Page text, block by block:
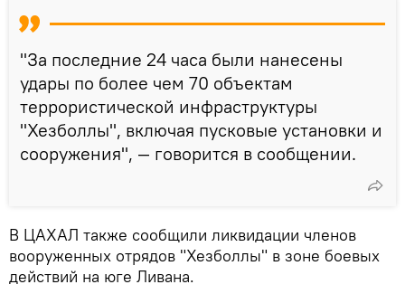
"За последние 24 часа были нанесены
удары по более чем 70 объектам
террористической инфраструктуры
"Хезболлы", включая пусковые установки и
сооружения", — говорится в сообщении.
В ЦАХАЛ также сообщили ликвидации членов
вооруженных отрядов "Хезболлы" в зоне боевых
действий на юге Ливана.